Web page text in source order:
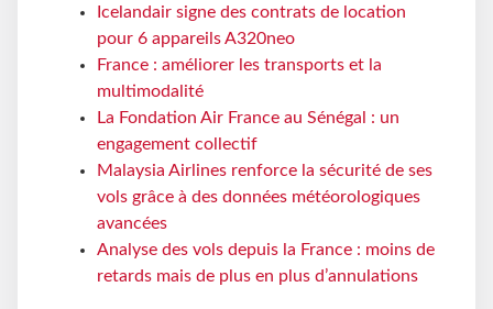
Icelandair signe des contrats de location
pour 6 appareils A320neo
France : améliorer les transports et la
multimodalité
La Fondation Air France au Sénégal : un
engagement collectif
Malaysia Airlines renforce la sécurité de ses
vols grâce à des données météorologiques
avancées
Analyse des vols depuis la France : moins de
retards mais de plus en plus d’annulations